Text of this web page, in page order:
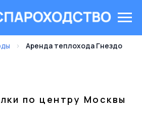
›
Аренда теплохода Гнездо
по центру Москвы